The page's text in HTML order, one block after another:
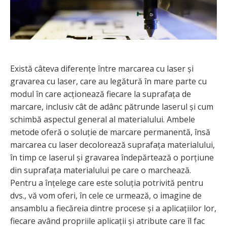
Există câteva diferențe între marcarea cu laser și
gravarea cu laser, care au legătură în mare parte cu
modul în care acționează fiecare la suprafața de
marcare, inclusiv cât de adânc pătrunde laserul și cum
schimbă aspectul general al materialului. Ambele
metode oferă o soluție de marcare permanentă, însă
marcarea cu laser decolorează suprafața materialului,
în timp ce laserul și gravarea îndepărtează o porțiune
din suprafața materialului pe care o marchează.
Pentru a înțelege care este soluția potrivită pentru
dvs., vă vom oferi, în cele ce urmează, o imagine de
ansamblu a fiecăreia dintre procese și a aplicațiilor lor,
fiecare având propriile aplicații și atribute care îl fac